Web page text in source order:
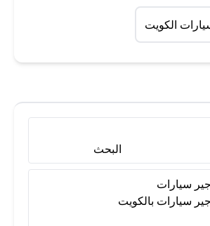
الكويت
البحث
سيارات
سيارات بالكويت